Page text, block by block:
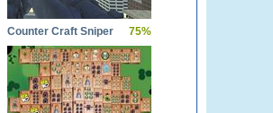
Counter Craft Sniper 75%